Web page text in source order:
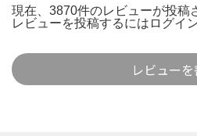
現在、3870件のレビューが投稿
レビューを投稿するには ログイ
レビューを